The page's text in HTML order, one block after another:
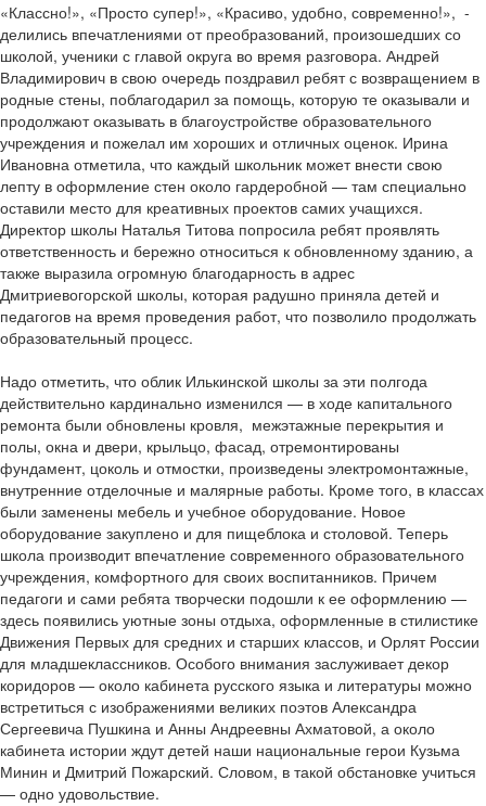
«Классно!», «Просто супер!», «Красиво, удобно, современно!», -
делились впечатлениями от преобразований, произошедших со
школой, ученики с главой округа во время разговора. Андрей
Владимирович в свою очередь поздравил ребят с возвращением в
родные стены, поблагодарил за помощь, которую те оказывали и
продолжают оказывать в благоустройстве образовательного
учреждения и пожелал им хороших и отличных оценок. Ирина
Ивановна отметила, что каждый школьник может внести свою
лепту в оформление стен около гардеробной — там специально
оставили место для креативных проектов самих учащихся.
Директор школы Наталья Титова попросила ребят проявлять
ответственность и бережно относиться к обновленному зданию, а
также выразила огромную благодарность в адрес
Дмитриевогорской школы, которая радушно приняла детей и
педагогов на время проведения работ, что позволило продолжать
образовательный процесс.
Надо отметить, что облик Илькинской школы за эти полгода
действительно кардинально изменился — в ходе капитального
ремонта были обновлены кровля, межэтажные перекрытия и
полы, окна и двери, крыльцо, фасад, отремонтированы
фундамент, цоколь и отмостки, произведены электромонтажные,
внутренние отделочные и малярные работы. Кроме того, в классах
были заменены мебель и учебное оборудование. Новое
оборудование закуплено и для пищеблока и столовой. Теперь
школа производит впечатление современного образовательного
учреждения, комфортного для своих воспитанников. Причем
педагоги и сами ребята творчески подошли к ее оформлению —
здесь появились уютные зоны отдыха, оформленные в стилистике
Движения Первых для средних и старших классов, и Орлят России
для младшеклассников. Особого внимания заслуживает декор
коридоров — около кабинета русского языка и литературы можно
встретиться с изображениями великих поэтов Александра
Сергеевича Пушкина и Анны Андреевны Ахматовой, а около
кабинета истории ждут детей наши национальные герои Кузьма
Минин и Дмитрий Пожарский. Словом, в такой обстановке учиться
— одно удовольствие.